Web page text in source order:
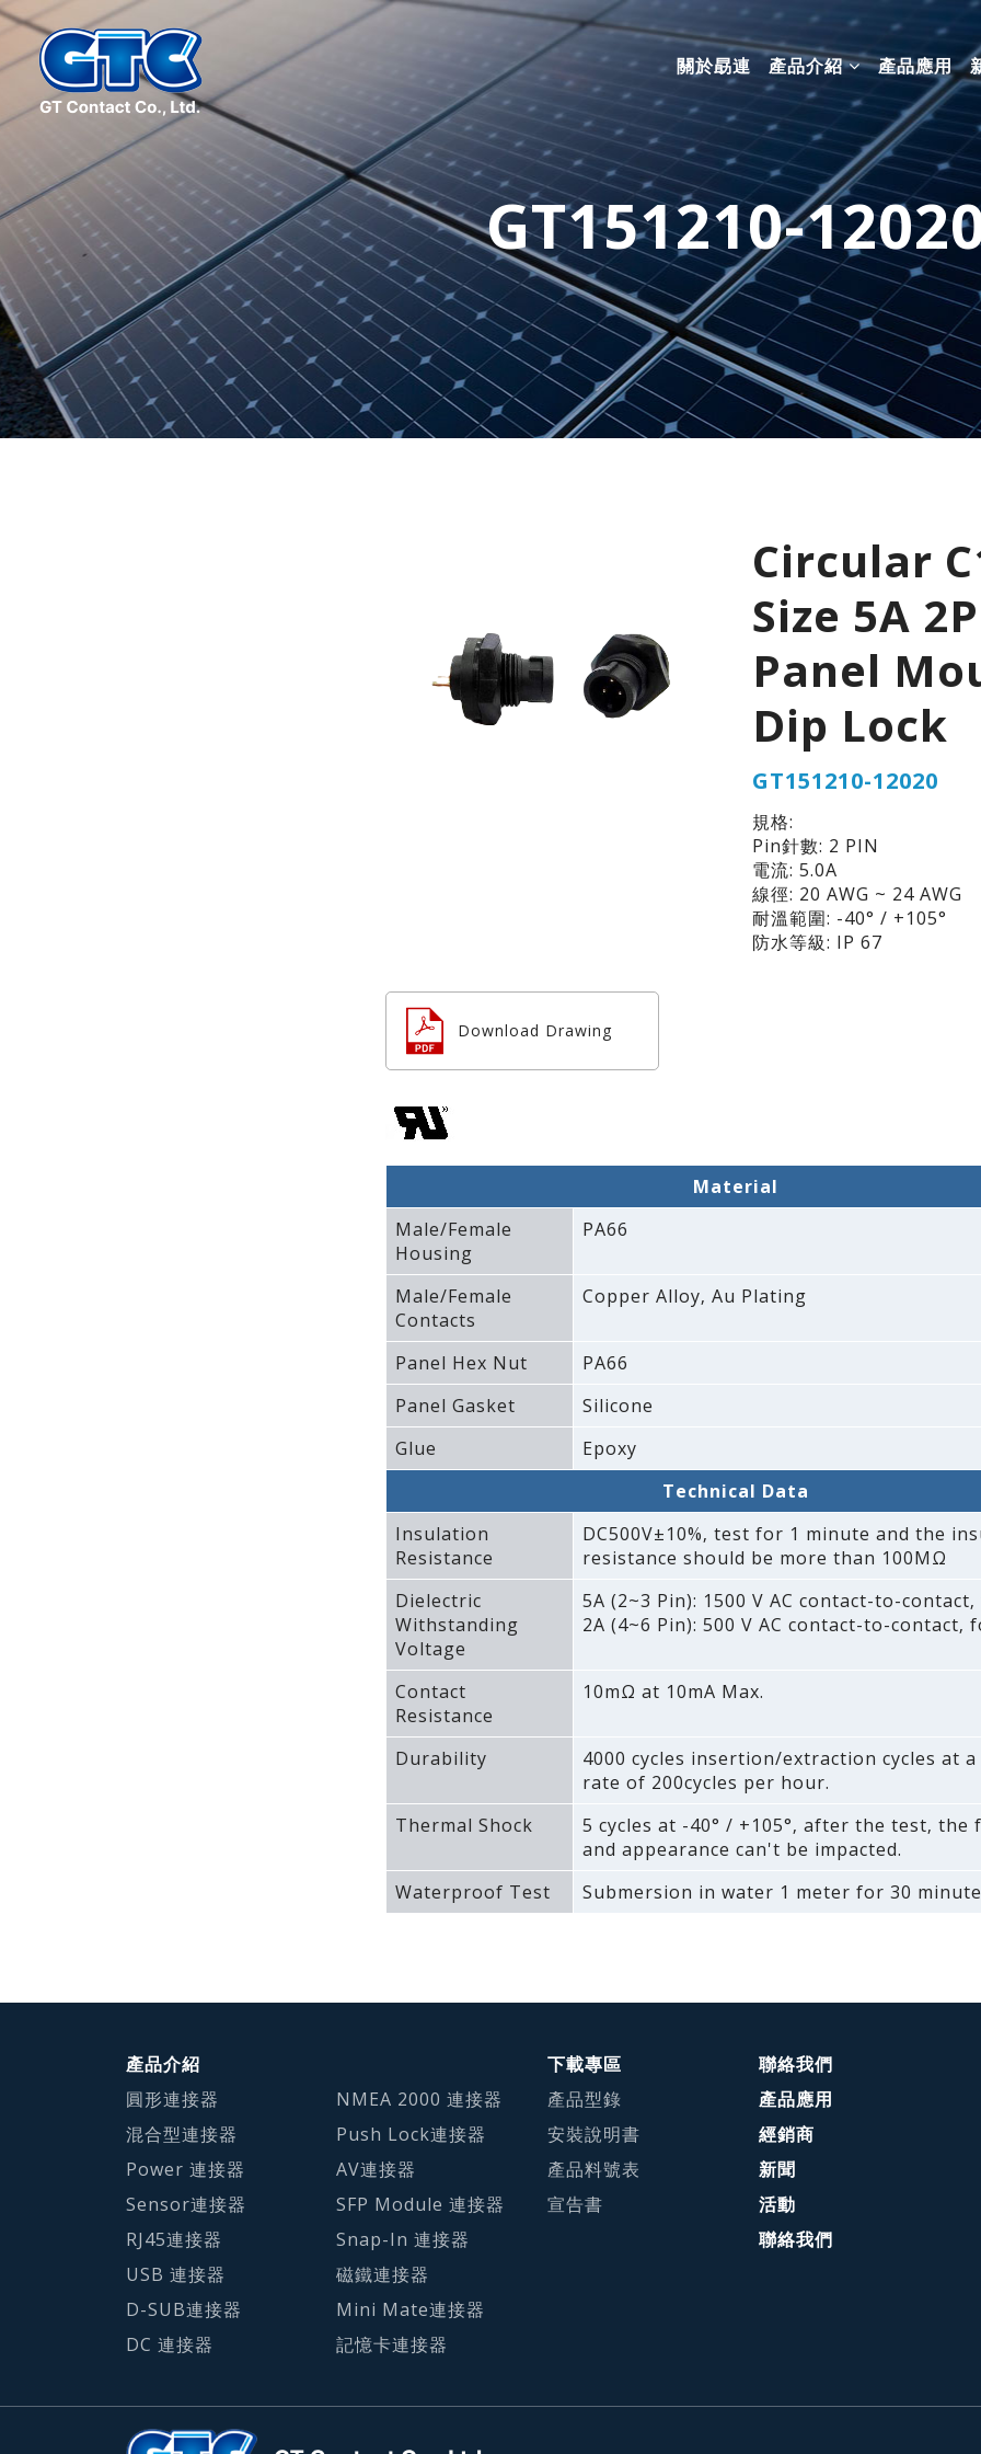
關於勗連 產品介紹 產品應用
GT151210-
Circular
Size 5A 2P
Panel
Dip Lock
GT151210-12020
規格:
Pin針數: 2 PIN
電流: 5.0A
線徑: 20 AWG ~ 24 AWG
耐溫範圍: -40° / +105°
防水等級: IP 67
Download Drawing
Material
Male/Female
Housing
PA66
Male/Female
Contacts
Copper Alloy‚ Au Plating
Panel Hex Nut
PA66
Panel Gasket
Silicone
Glue
Epoxy
Technical Data
Insulation
Resistance
DC500V±10%‚ test for 1 minute and the
resistance should be more than 100MΩ
Dielectric
Withstanding
Voltage
5A (2~3 Pin): 1500 V AC contact-to-
2A (4~6 Pin): 500 V AC contact-to-contact‚
Contact
Resistance
10mΩ at 10mA Max.
Durability
4000 cycles insertion/extraction cycles at a
rate of 200cycles per hour.
Thermal Shock
5 cycles at -40° / +105°‚ after the test‚ the
and appearance can't be impacted.
Waterproof Test
Submersion in water 1 meter for 30
產品介紹
圓形連接器
混合型連接器
Power 連接器
Sensor連接器
RJ45連接器
USB 連接器
D-SUB連接器
DC 連接器
NMEA 2000 連接器
Push Lock連接器
AV連接器
SFP Module 連接器
Snap-In 連接器
磁鐵連接器
Mini Mate連接器
記憶卡連接器
下載專區
產品型錄
安裝說明書
產品料號表
宣告書
聯絡我們
產品應用
經銷商
新聞
活動
聯絡我們